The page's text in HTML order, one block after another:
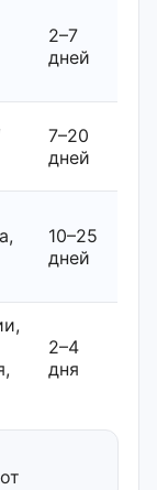
2–7
дней
7–20
дней
10–25
дней
2–4
дня